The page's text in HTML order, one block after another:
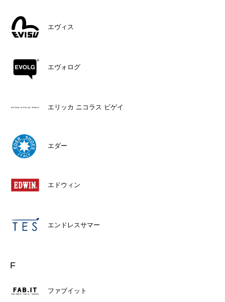
エヴィス
エヴォログ
エリッカ ニコラス ビゲイ
エダー
エドウィン
エンドレスサマー
F
ファブイット